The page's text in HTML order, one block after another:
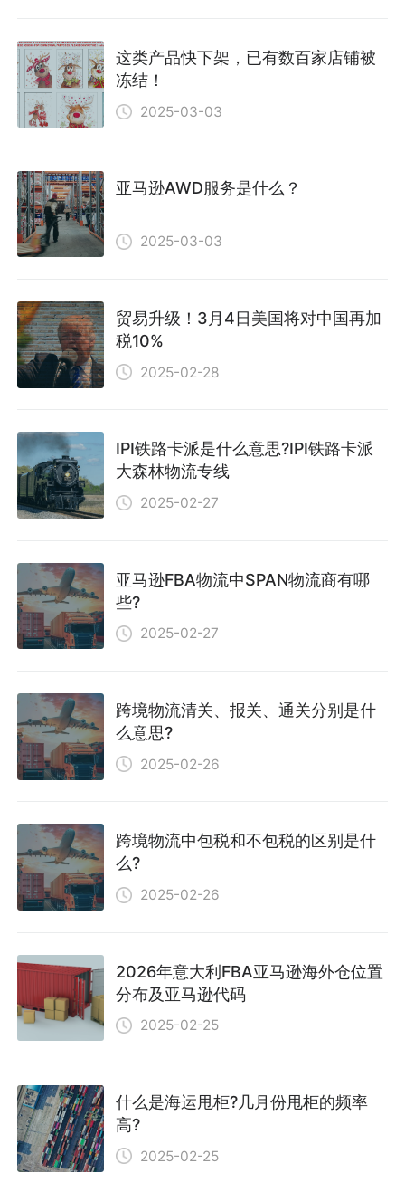
这类产品快下架，已有数百家店铺被
冻结！
2025-03-03
亚马逊AWD服务是什么？
2025-03-03
贸易升级！3月4日美国将对中国再加
税10%
2025-02-28
IPI铁路卡派是什么意思?IPI铁路卡派
大森林物流专线
2025-02-27
亚马逊FBA物流中SPAN物流商有哪
些?
2025-02-27
跨境物流清关、报关、通关分别是什
么意思?
2025-02-26
跨境物流中包税和不包税的区别是什
么?
2025-02-26
2026年意大利FBA亚马逊海外仓位置
分布及亚马逊代码
2025-02-25
什么是海运甩柜?几月份甩柜的频率
高?
2025-02-25